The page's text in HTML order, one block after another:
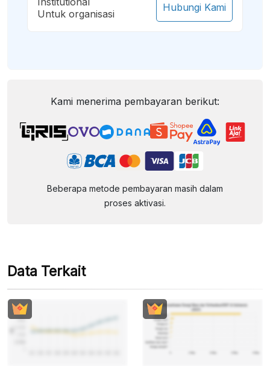
Untuk organisasi
Hubungi Kami
Kami menerima pembayaran berikut:
Beberapa metode pembayaran masih dalam
proses aktivasi.
Data Terkait